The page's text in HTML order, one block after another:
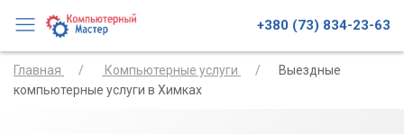
+380 (73) 834-23-63
Главная Компьютерные услуги
Выездные
компьютерные услуги в Химках